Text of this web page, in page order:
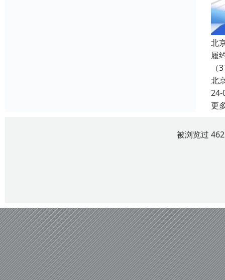
北
履
北
24-
更
被浏览过